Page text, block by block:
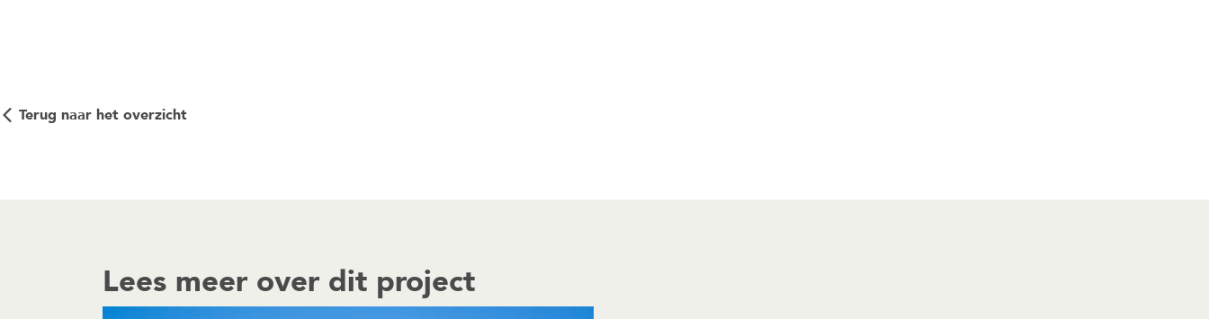
Terug naar het overzicht
Lees meer over dit project